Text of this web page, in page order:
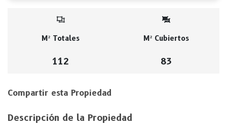
M² Totales
112
M² Cubiertos
83
Compartir esta Propiedad
Descripción de la Propiedad